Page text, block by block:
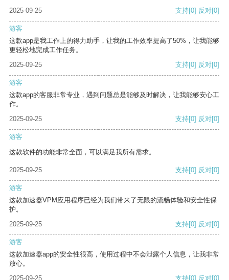
2025-09-25 支持[0] 反对[0]
游客
这款app是我工作上的得力助手，让我的工作效率提高了50%，让我能够
更轻松地完成工作任务。
2025-09-25
支持[0] 反对[0]
游客
这款app的客服非常专业，遇到问题总是能够及时解决，让我能够安心工
作。
2025-09-25
支持[0] 反对[0]
游客
这款软件的功能非常全面，可以满足我所有需求。
2025-09-25 支持[0] 反对[0]
游客
这款加速器VPM应用程序已经为我们带来了无限的流畅体验和安全性保
护。
2025-09-25
支持[0] 反对[0]
游客
这款加速器app的安全性很高，使用过程中不会泄露个人信息，让我非常
放心。
2025-09-25
支持[0] 反对[0]